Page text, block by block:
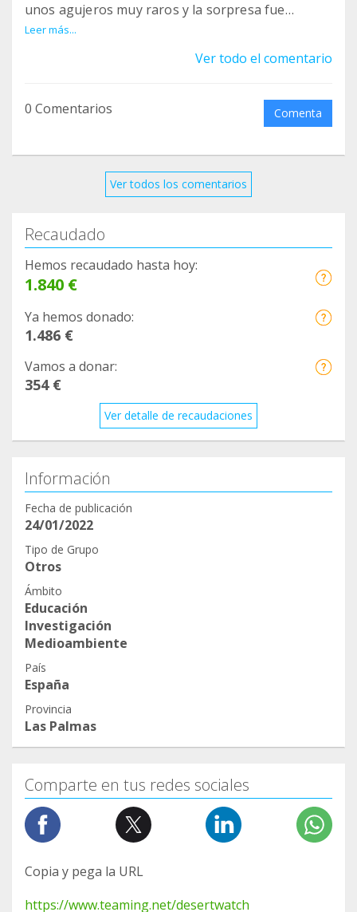
unos agujeros muy raros y la sorpresa fue
averiguar lo que los causaba: ¡los cuervos! De esta
curiosa manera ellos obtienen alimento de los
despertado el interés de varias universidades
europeas y está comenzando a ser estudiado por
éstas en colaboración con nuestra asociación, que
los investigadores.
Ayúdanos a averiguar más sobre la avifauna de El
¡Gracias!
Leer más...
Ver todo el comentario
0 Comentarios Comenta
Ver todos los comentarios
Recaudado
Hemos recaudado hasta hoy:
1.840 €
Ya hemos donado:
1.486 €
Vamos a donar:
354 €
Ver detalle de recaudaciones
Información
Fecha de publicación
24/01/2022
Tipo de Grupo
Otros
Ámbito
Educación
Investigación
Medioambiente
País
España
Provincia
Las Palmas
Comparte en tus redes sociales
Copia y pega la URL
https://www.teaming.net/desertwatch